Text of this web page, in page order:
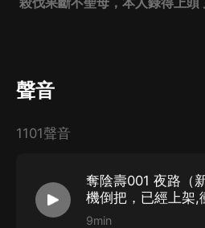
殺伐果斷不聖母，本人錄得上頭
聲音
1101聲音
奪陰壽001 夜路（
機倒把，已經上架,
9min